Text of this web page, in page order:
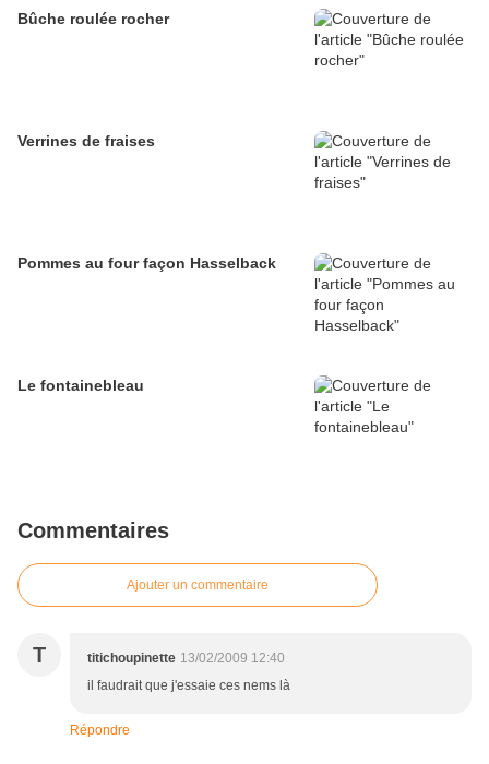
Bûche roulée rocher
Verrines de fraises
Pommes au four façon Hasselback
Le fontainebleau
Commentaires
Ajouter un commentaire
T titichoupinette 13/02/2009 12:40
il faudrait que j'essaie ces nems là
Répondre